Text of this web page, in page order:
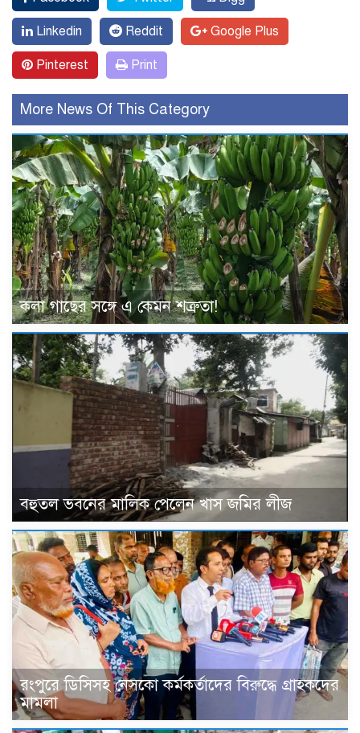
Linkedin Reddit Google Plus
Pinterest Print
More News Of This Category
কলা গাছের সঙ্গে এ কেমন শত্রুতা!
বহুতল ভবনের মালিক পেলেন খাস জমির লীজ
রংপুরে ডিসিসহ নেসকো কর্মকর্তাদের বিরুদ্ধে গ্রাহকদের
মামলা